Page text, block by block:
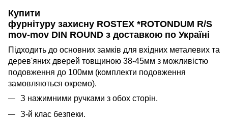
Купити
фурнітуру захисну ROSTEX *ROTONDUM R/S
mov-mov DIN ROUND з доставкою по Україні
Підходить до основних замків для вхідних металевих та
дерев'яних дверей товщиною 38-45мм з можливістю
подовження до 100мм (комплекти подовження
замовляються окремо).
З нажимними ручками з обох сторін.
З-й клас безпеки.